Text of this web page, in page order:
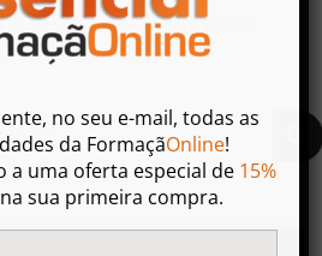
entre em contacto com nossa
no seu e-mail, todas as
da FormaçãOnline!
a uma oferta especial de 15%
na sua primeira compra.